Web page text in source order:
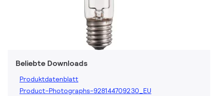
Beliebte Downloads
Produktdatenblatt
Product-Photographs-928144709230_EU